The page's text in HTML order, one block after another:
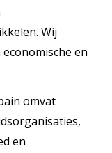
Wij
en
omvat
en